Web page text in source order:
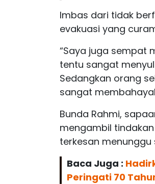
Imbas dari tidak
evakuasi yang
“Saya juga sempat
tentu sangat
Sedangkan orang
sangat
Bunda Rahmi,
mengambil
terkesan
Baca Juga :
Peringati 70